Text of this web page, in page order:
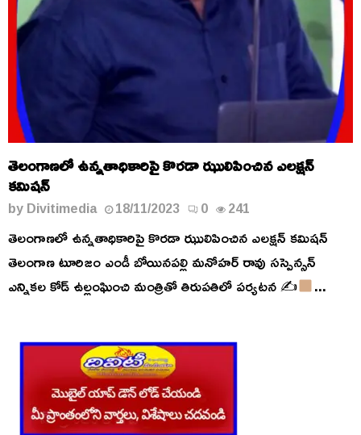
తెలంగాణలో ఉన్నతాధికారిపై కొరడా ఝులిపించిన ఎలక్షన్
కమిషన్
byDivitimedia 18/11/2023 0 241
తెలంగాణలో ఉన్నతాధికారిపై కొరడా ఝులిపించిన ఎలక్షన్ కమిషన్
తెలంగాణ టూరిజం ఎండీ బోయినపల్లి మనోహర్ రావు సస్పెన్సన్
ఎన్నికల కోడ్ ఉల్లంఘించి మంత్రితో తిరుపతిలో పర్యటన ✍
...